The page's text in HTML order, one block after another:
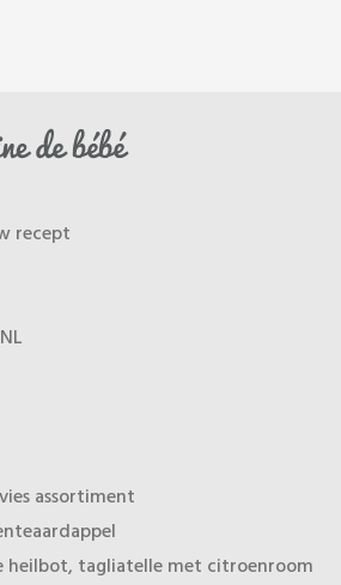
recept
assortiment
heilbot, tagliatelle met citroenroom